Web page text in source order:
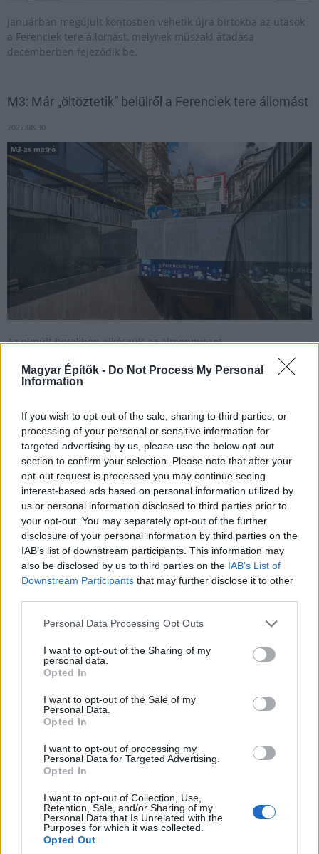
Magyar Építők - Do Not Process My Personal
Information
If you wish to opt-out of the sale, sharing to third parties, or
processing of your personal or sensitive information for
targeted advertising by us, please use the below opt-out
section to confirm your selection. Please note that after your
opt-out request is processed you may continue seeing
interest-based ads based on personal information utilized by
us or personal information disclosed to third parties prior to
your opt-out. You may separately opt-out of the further
disclosure of your personal information by third parties on the
IAB’s list of downstream participants. This information may
also be disclosed by us to third parties on the IAB’s List of
Downstream Participants that may further disclose it to other
Please note that this website/app uses one or more Google
not limited to your visit or usage behaviour. You may click to
grant or deny consent to Google and its third-party tags to
use your data for below specified purposes in below Google
consent section.
Personal Data Processing Opt Outs
I want to opt-out of the Sharing of my
personal data.
Opted In
I want to opt-out of the Sale of my
Personal Data.
Opted In
I want to opt-out of processing my
Personal Data for Targeted Advertising.
Opted In
I want to opt-out of Collection, Use,
Retention, Sale, and/or Sharing of my
Personal Data that Is Unrelated with the
Purposes for which it was collected.
Opted Out
Januárban megújult köntösben vehetik újra birtokba az utasok
a Ferenciek tere állomást, melynek műszaki átadása
decemberben fejeződik be.
M3: Már „öltöztetik” belülről a Ferenciek tere állomást
2022.08.30
M3-as metró
Az elmúlt hetekben elkészült az álmennyezet,
oldalfalburkolatok, kábeltakaró, valamint a peronburkolat is.
tonnányi gépezet a Belvárosból Kőbányára (galéria)
2020.10.29
M3-as metró
Miközben a felszínen nyugalom van, a SWIETELSKY Építő Kft. az
M3-as metró Lehel tér-Deák tér-Nagyvárad tér szakaszán több
logisztikája is látványos: tekintsék meg az erről készült
képriportot.
M3-as metró: így halad a munka a márciusban lezárt
2020.07.13
M3-as metró